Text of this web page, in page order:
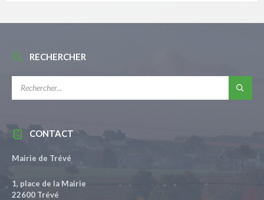
RECHERCHER
CONTACT
Mairie de Trévé
1, place de la Mairie
22600 Trévé